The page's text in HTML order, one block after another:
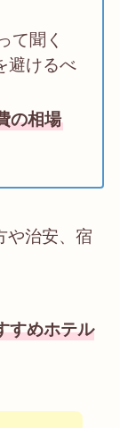
て聞く
避けるべ
の相場
や治安、宿
すめホテル